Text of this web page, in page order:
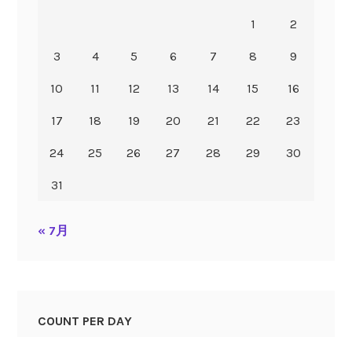
1 2
3 4 5 6 7 8 9
10 11 12 13 14 15 16
17 18 19 20 21 22 23
24 25 26 27 28 29 30
31
« 7月
COUNT PER DAY